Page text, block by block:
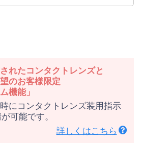
れたコンタクトレンズと
のお客様限定
機能」
にコンタクトレンズ装用指示
可能です。
詳しくはこちら